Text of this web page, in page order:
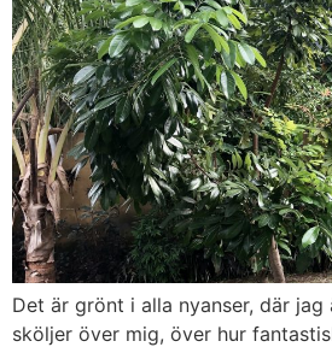
Det är grönt i alla nyanser, där jag
sköljer över mig, över hur